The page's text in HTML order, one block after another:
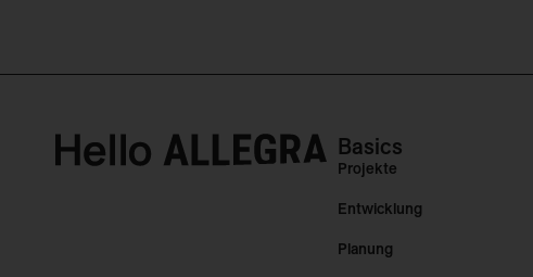
Basics
Projekte
Entwicklung
Planung